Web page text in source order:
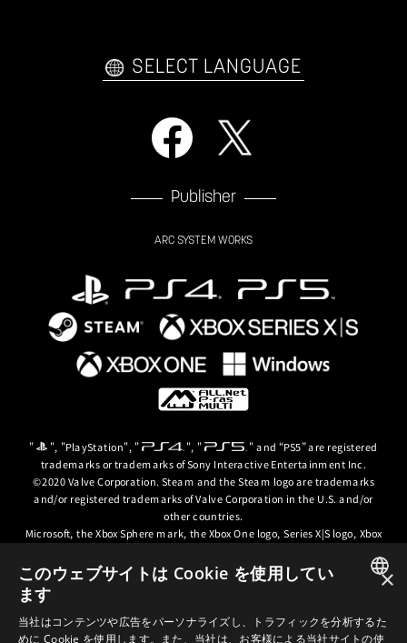
自己紹介カードメーカー アーケード
SELECT LANGUAGE
Publisher
ARC SYSTEM WORKS
" ", "PlayStation", " ", " " and “PS5” are registered
trademarks or trademarks of Sony Interactive Entertainment Inc.
©2020 Valve Corporation. Steam and the Steam logo are trademarks
and/or registered trademarks of Valve Corporation in the U.S. and/or
other countries.
Microsoft, the Xbox Sphere mark, the Xbox One logo, Series X|S logo, Xbox
trademarks of the Microsoft group of companies.
© ARC SYSTEM WORKS / © 2024 CD PROJEKT S.A. All rights reserved. CD
PROJEKT, the CD PROJEKT logo, Cyberpunk, Cyberpunk 2077, the
Cyberpunk 2077 logo and Cyberpunk: Edgerunners are trademarks and/or
×
このウェブサイトは Cookie を使用してい
ます
当社はコンテンツや広告をパーソナライズし、トラフィックを分析するた
めに Cookie を使用します。また、当社は、お客様による当社サイトの使